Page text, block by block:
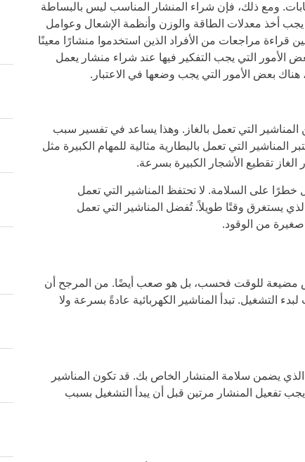
ومع ذلك، فإن شراء المنشار المناسب ليس بالبساطة
يجب أخذ معدلات الطاقة والوزن وأنظمة الإشعال وعوامل
مراجعات من الأفراد الذين استخدموا منشارًا معينًا
الأمور التي يجب التفكير فيها عند شراء منشار يعمل
هناك بعض الأمور التي يجب وضعها في الاعتبار.
المناشير التي تعمل بالغاز. وهذا يساعد في تفسير سبب
التي تعمل بالبطارية مثالية للمهام الكبيرة مثل
تقطيع الأشجار الكبيرة بسرعة.
خطرًا على السلامة. لا تحتفظ المناشير التي تعمل
يستغرق وقتًا طويلاً. تُفضل المناشير التي تعمل
صغيرة من الوقود.
مضيعة للوقت فحسب، بل هو صعب أيضًا. من المرجح أن
التشغيل. تبدأ المناشير الكهربائية عادةً بسرعة ولا
الذي يضمن سلامة المنشار الخاص بك. قد تكون المناشير
يجب تفعيل المنشار مرتين قبل أن يبدأ التشغيل بسبب